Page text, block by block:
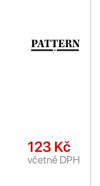
123 Kč
včetně DPH